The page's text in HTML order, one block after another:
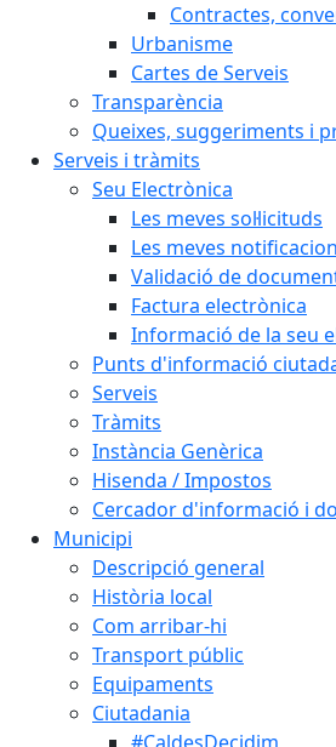
Contractes,
Urbanisme
Cartes de Serveis
Transparència
Queixes, suggeriments i
Serveis i tràmits
Seu Electrònica
Les meves sol·licituds
Les meves
Validació de
Factura electrònica
Informació de la seu
Punts d'informació
Serveis
Tràmits
Instància Genèrica
Hisenda / Impostos
Cercador d'informació i
Municipi
Descripció general
Història local
Com arribar-hi
Transport públic
Equipaments
Ciutadania